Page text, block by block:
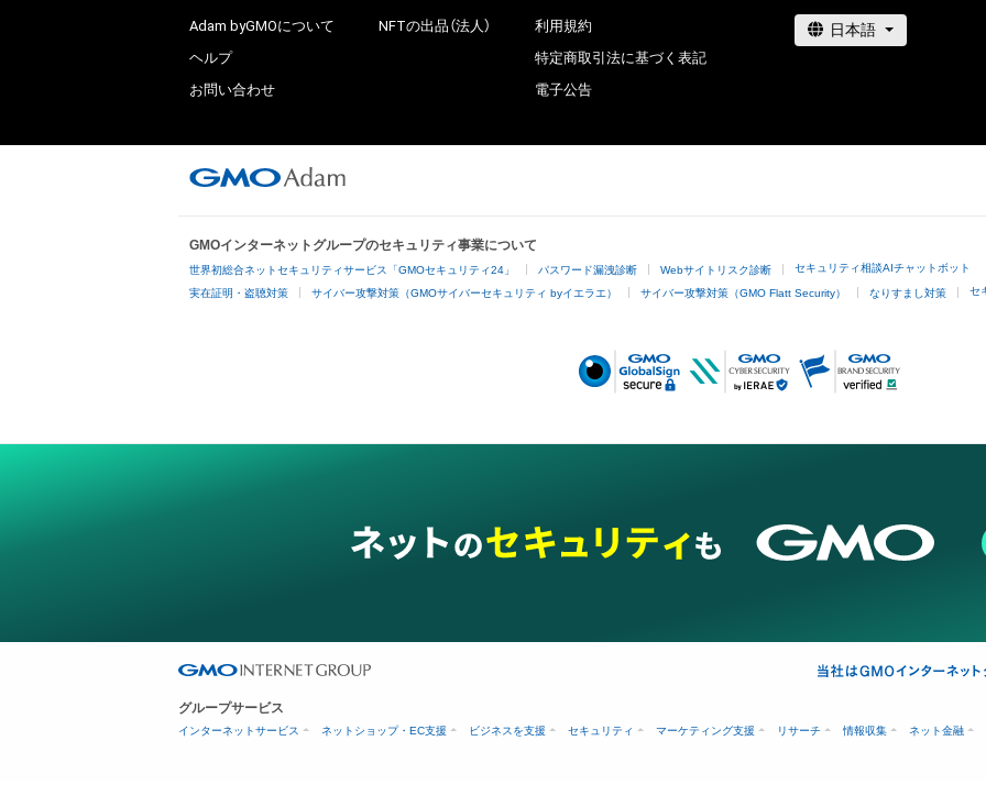
Adam byGMOについて
ヘルプ
お問い合わせ
NFTの出品（法人）
利用規約
特定商取引法に基づく表記
電子公告
GMOインターネットグループのセキュリティ事業について
世界初総合ネットセキュリティサービス「GMOセキュリティ24」 パスワード漏洩診断 Webサイトリスク診断 セキュリティ相談AIチャットボット
実在証明・盗聴対策 サイバー攻撃対策（GMOサイバーセキュリティ byイエラエ） サイバー攻撃対策（GMO Flatt Security） なりすまし対策 セ
グループサービス
インターネットサービス ネットショップ・EC支援 ビジネスを支援 セキュリティ マーケティング支援 リサーチ 情報収集 ネット金融